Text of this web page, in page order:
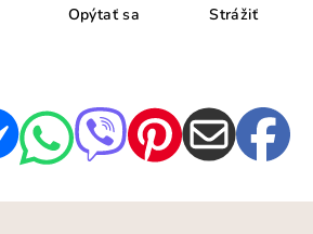
Opýtať sa Strážiť